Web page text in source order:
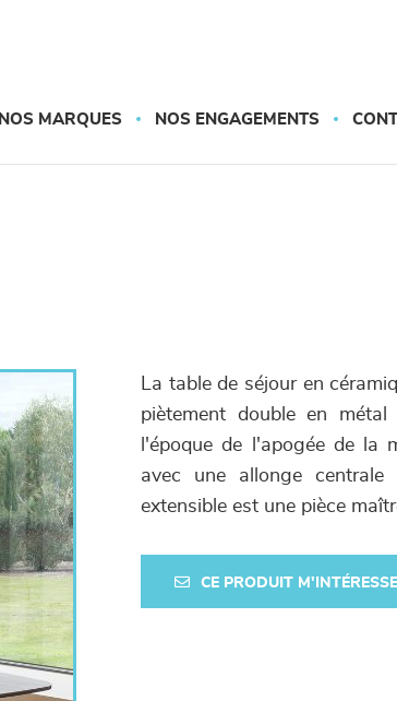
NOS MARQUES NOS ENGAGEMENTS
La table de séjour en
piètement double en
l'époque de l'apogée de la
avec une allonge
extensible est une pièce
CE PRODUIT M'INTÉRESSE